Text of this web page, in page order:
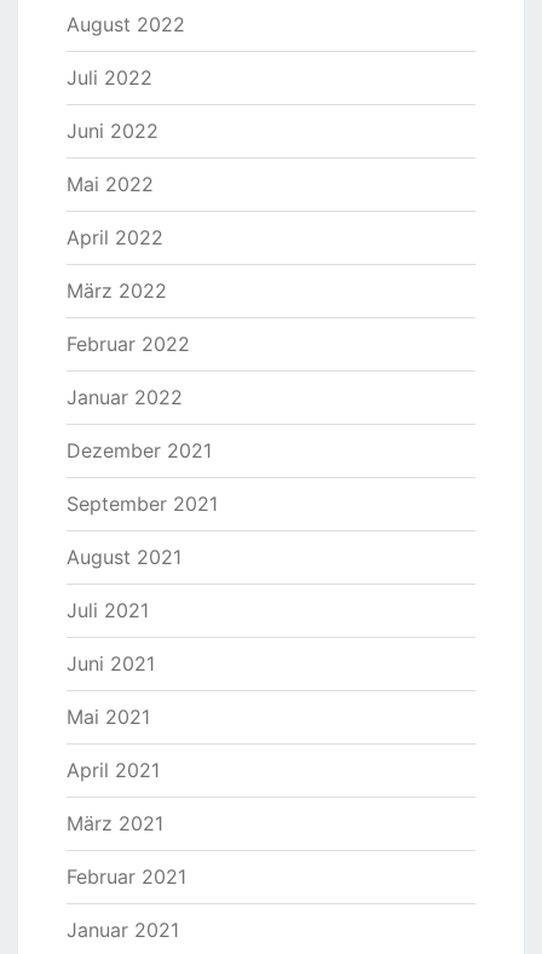
August 2022
Juli 2022
Juni 2022
Mai 2022
April 2022
März 2022
Februar 2022
Januar 2022
Dezember 2021
September 2021
August 2021
Juli 2021
Juni 2021
Mai 2021
April 2021
März 2021
Februar 2021
Januar 2021